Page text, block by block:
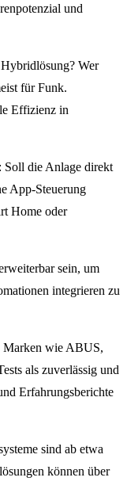
und
Wer
für Funk.
Effizienz in
Soll die Anlage direkt
App-Steuerung
Home oder
sein, um
integrieren zu
Marken wie ABUS,
als zuverlässig und
Erfahrungsberichte
sind ab etwa
können über